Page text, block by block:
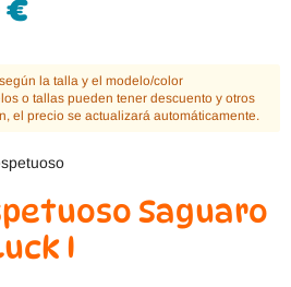
€
la talla y el modelo/color
o tallas pueden tener descuento y otros
el precio se actualizará automáticamente.
Saguaro
I